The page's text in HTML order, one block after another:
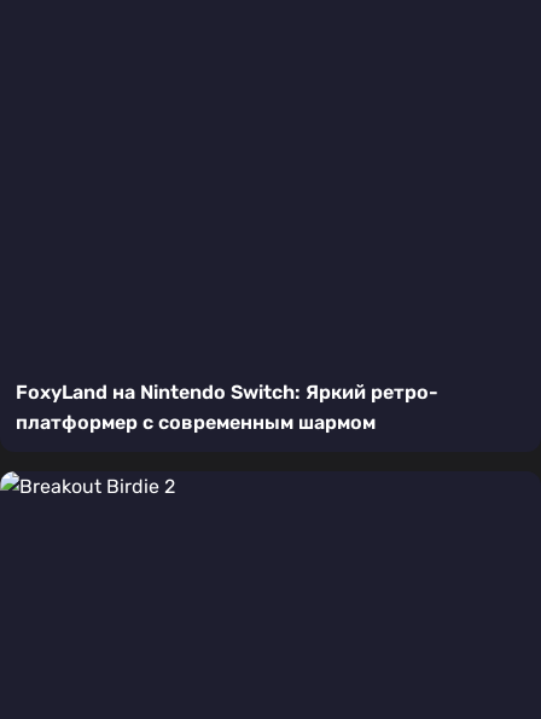
FoxyLand на Nintendo Switch: Яркий ретро-
платформер с современным шармом